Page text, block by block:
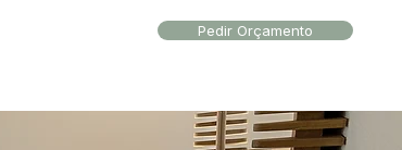
Pedir Orçamento